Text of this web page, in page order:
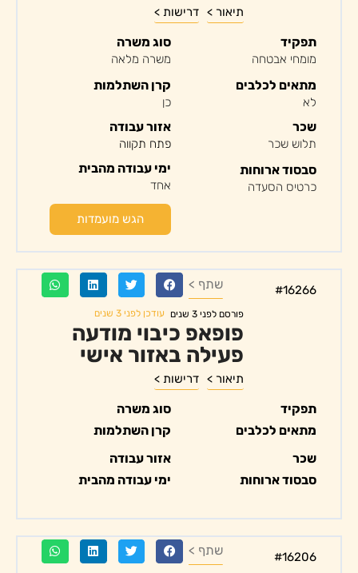
תיאור > דרישות >
תפקיד
מומחי אבטחה
מתאים לכלבים
לא
סוג משרה
משרה מלאה
קרן השתלמות
כן
שכר
תלוש שכר
סבסוד ארוחות
כרטיס הסעדה
אזור עבודה
פתח תקווה
ימי עבודה מהבית
אחד
הגש מועמדות
#16266 שתף >
פורסם לפני 3 שנים עודכן לפני 3 שנים
פופאפ כיבוי מודעה
פעילה באזור אישי
תיאור > דרישות >
תפקיד
מתאים לכלבים
סוג משרה
קרן השתלמות
שכר
סבסוד ארוחות
אזור עבודה
ימי עבודה מהבית
#16206 שתף >